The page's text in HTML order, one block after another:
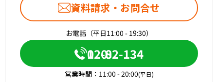
資料請求・お問合せ
お電話（平日11:00 - 19:30）
0120-082-134
営業時間： 11:00 - 20:00(平日)